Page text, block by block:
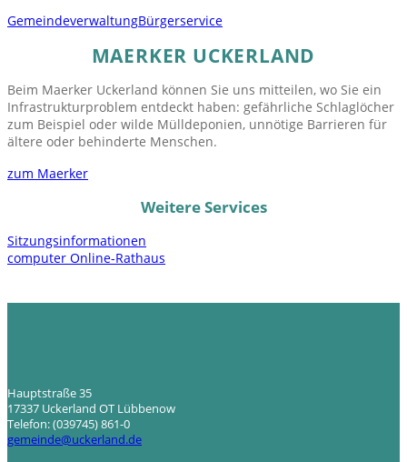
GemeindeverwaltungBürgerservice
MAERKER UCKERLAND
Beim Maerker Uckerland können Sie uns mitteilen, wo Sie ein
Infrastrukturproblem entdeckt haben: gefährliche Schlaglöcher
zum Beispiel oder wilde Mülldeponien, unnötige Barrieren für
ältere oder behinderte Menschen.
zum Maerker
Weitere Services
Sitzungsinformationen
computer Online-Rathaus
Hauptstraße 35
17337 Uckerland OT Lübbenow
Telefon: (039745) 861-0
gemeinde@uckerland.de